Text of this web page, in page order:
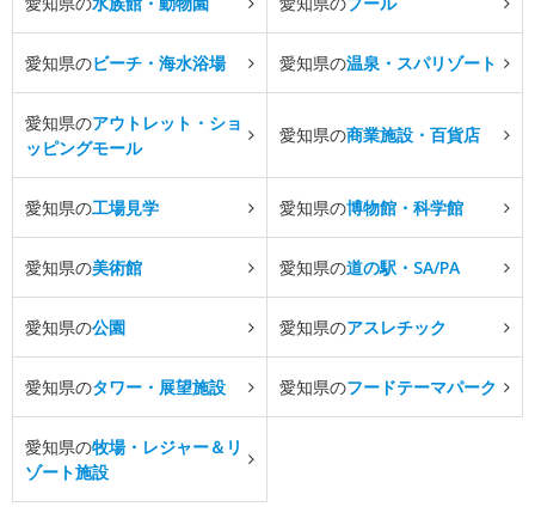
愛知県のビーチ・海水浴場 愛知県の温泉・スパリゾート
愛知県のアウトレット・ショ
ッピングモール
愛知県の商業施設・百貨店
愛知県の工場見学 愛知県の博物館・科学館
愛知県の美術館 愛知県の道の駅・SA/PA
愛知県の公園 愛知県のアスレチック
愛知県のタワー・展望施設 愛知県のフードテーマパーク
愛知県の牧場・レジャー＆リ
ゾート施設